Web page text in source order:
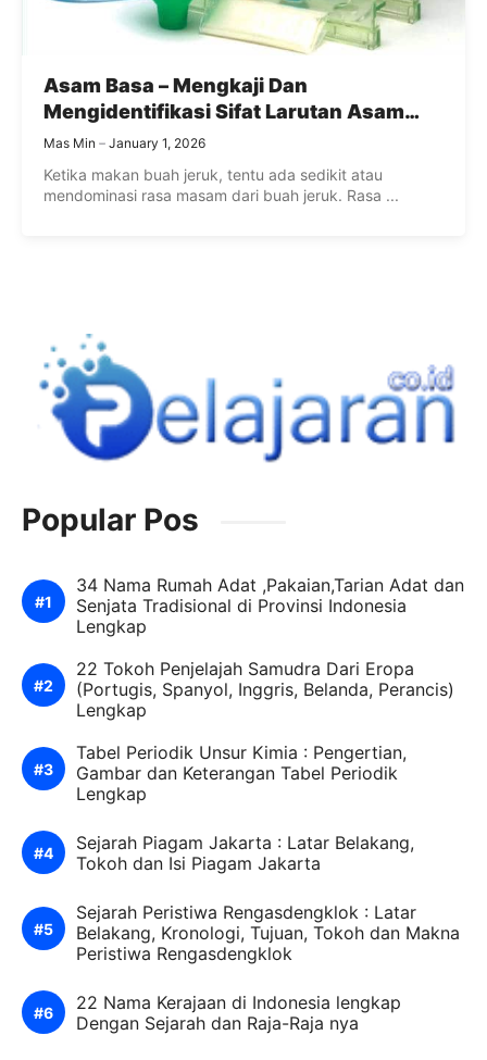
Asam Basa – Mengkaji Dan
Mengidentifikasi Sifat Larutan Asam
dan Basa
Mas Min January 1, 2026
Ketika makan buah jeruk, tentu ada sedikit atau
mendominasi rasa masam dari buah jeruk. Rasa ...
Popular Pos
34 Nama Rumah Adat ,Pakaian,Tarian Adat dan
Senjata Tradisional di Provinsi Indonesia
Lengkap
22 Tokoh Penjelajah Samudra Dari Eropa
(Portugis, Spanyol, Inggris, Belanda, Perancis)
Lengkap
Tabel Periodik Unsur Kimia : Pengertian,
Gambar dan Keterangan Tabel Periodik
Lengkap
Sejarah Piagam Jakarta : Latar Belakang,
Tokoh dan Isi Piagam Jakarta
Sejarah Peristiwa Rengasdengklok : Latar
Belakang, Kronologi, Tujuan, Tokoh dan Makna
Peristiwa Rengasdengklok
22 Nama Kerajaan di Indonesia lengkap
Dengan Sejarah dan Raja-Raja nya